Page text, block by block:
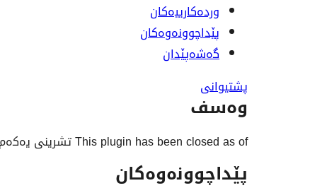
وردەکارییەکان
پێداچوونەوەکان
گەشەپێدان
پشتیوانی
وەسف
This plugin has been closed as of تشرینی یەکەم 26, 2025 and is not available for download. Reason: پێشێلکردنی مۆڵەت\نیشانەی بازرگانی.
پێداچوونەوەکان